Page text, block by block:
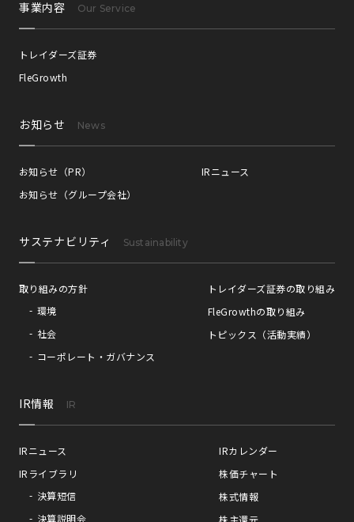
Our Service
事業内容
トレイダーズ証券
FleGrowth
News
お知らせ
お知らせ（PR）
お知らせ（グループ会社）
IRニュース
Sustainability
サステナビリティ
取り組みの方針
環境
社会
コーポレート・ガバナンス
トレイダーズ証券の取り組み
FleGrowthの取り組み
トピックス（活動実績）
IR
IR情報
IRニュース
IRライブラリ
決算短信
決算説明会
IRカレンダー
株価チャート
株式情報
株主還元